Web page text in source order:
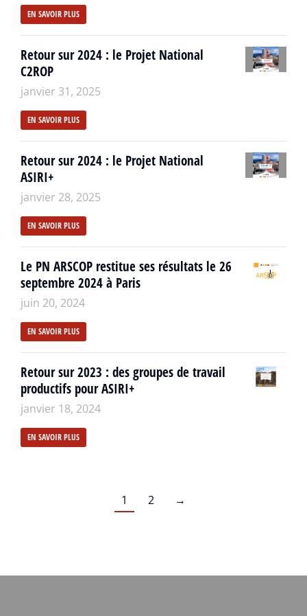
EN SAVOIR PLUS
Retour sur 2024 : le Projet National
C2ROP
janvier 31, 2025
EN SAVOIR PLUS
Retour sur 2024 : le Projet National
ASIRI+
janvier 28, 2025
EN SAVOIR PLUS
Le PN ARSCOP restitue ses résultats le 26
septembre 2024 à Paris
juin 20, 2024
EN SAVOIR PLUS
Retour sur 2023 : des groupes de travail
productifs pour ASIRI+
janvier 18, 2024
EN SAVOIR PLUS
1 2 →